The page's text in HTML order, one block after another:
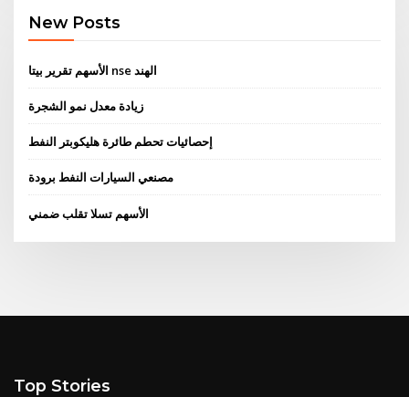
New Posts
الأسهم تقرير بيتا nse الهند
زيادة معدل نمو الشجرة
إحصائيات تحطم طائرة هليكوبتر النفط
مصنعي السيارات النفط برودة
الأسهم تسلا تقلب ضمني
Top Stories